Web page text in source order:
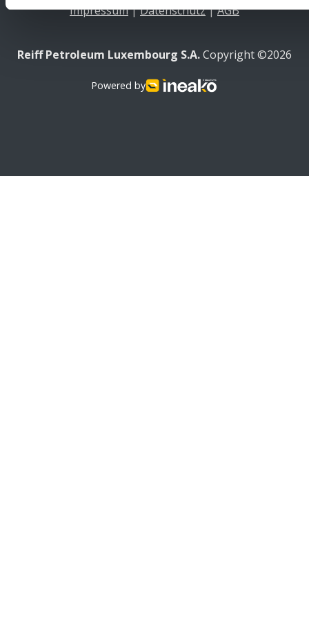
Impressum|Datenschutz|AGB
Reiff Petroleum Luxembourg S.A.Copyright ©2026
Powered by